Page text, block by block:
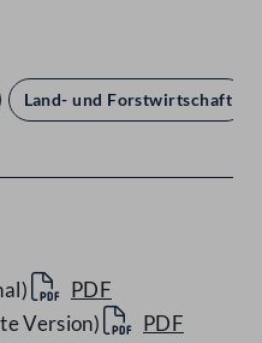
Land- und Forstwirtschaft
PDF
Version)
PDF